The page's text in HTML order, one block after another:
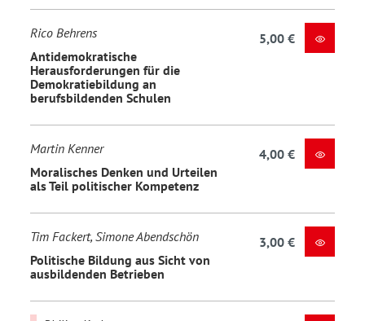
Rico Behrens
Antidemokratische
Herausforderungen für die
Demokratiebildung an
berufsbildenden Schulen
5,00 €
Martin Kenner
Moralisches Denken und Urteilen
als Teil politischer Kompetenz
4,00 €
Tim Fackert, Simone Abendschön
Politische Bildung aus Sicht von
ausbildenden Betrieben
3,00 €